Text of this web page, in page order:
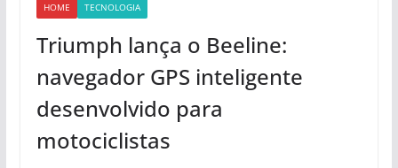
HOME TECNOLOGIA
Triumph lança o Beeline:
navegador GPS inteligente
desenvolvido para
motociclistas